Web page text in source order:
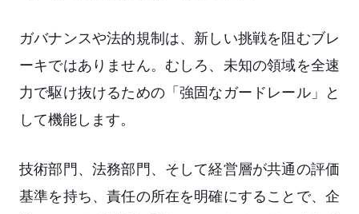
ガバナンスや法的規制は、新しい挑戦を阻むブレ
ーキではありません。むしろ、未知の領域を全速
力で駆け抜けるための「強固なガードレール」と
して機能します。
技術部門、法務部門、そして経営層が共通の評価
基準を持ち、責任の所在を明確にすることで、企